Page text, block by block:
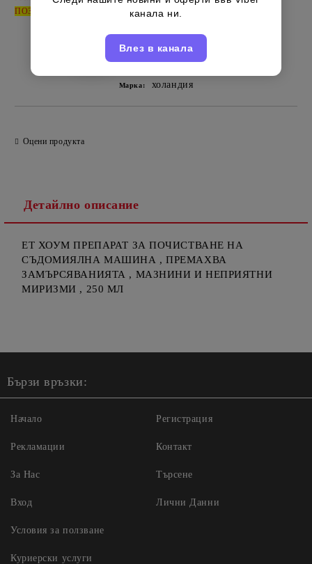
ПОЗВЪНЕТЕ
за да ги обединим под вашето име - 0885514885
Марка: холандия
Оцени продукта
Детайлно описание
ЕТ ХОУМ ПРЕПАРАТ ЗА ПОЧИСТВАНЕ НА
СЪДОМИЯЛНА МАШИНА , ПРЕМАХВА
ЗАМЪРСЯВАНИЯТА , МАЗНИНИ И НЕПРИЯТНИ
МИРИЗМИ , 250 МЛ
Бързи връзки:
Начало
Рекламации
За Нас
Вход
Регистрация
Контакт
Търсене
Лични Данни
Условия за ползване
Куриерски услуги
канала ни.
Влез в канала